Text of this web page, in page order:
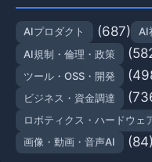
AIプロダクト (687) AI
AI規制・倫理・政策
ツール・OSS・開発
ビジネス・資金調達
ロボティクス・ハードウェ
画像・動画・音声AI (84)